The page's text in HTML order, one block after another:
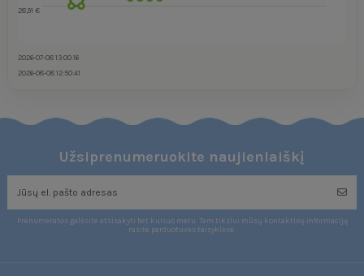
28,91 €
2026-07-08 13:00:16
2026-08-08 12:50:41
Užsiprenumeruokite naujienlaiškį
Prenumeratos galėsite atsisakyti bet kuriuo metu. Tam tikslui mūsų kontaktinę informaciją
rasite parduotuvės taisyklėse.